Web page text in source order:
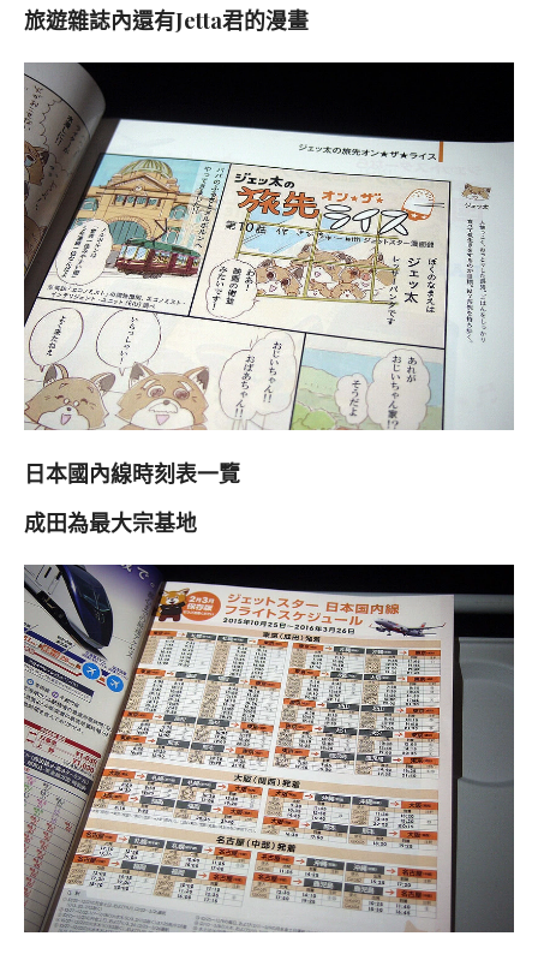
旅遊雜誌內還有Jetta君的漫畫
日本國內線時刻表一覽
成田為最大宗基地